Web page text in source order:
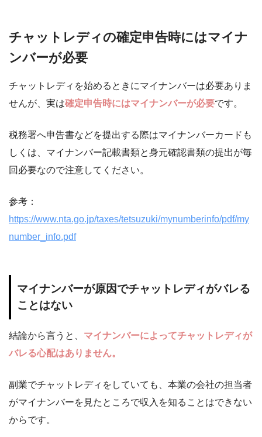
チャットレディの確定申告時にはマイナ
ンバーが必要
チャットレディを始めるときにマイナンバーは必要ありま
せんが、実は確定申告時にはマイナンバーが必要です。
税務署へ申告書などを提出する際はマイナンバーカードも
しくは、マイナンバー記載書類と身元確認書類の提出が毎
回必要なので注意してください。
参考：
https://www.nta.go.jp/taxes/tetsuzuki/mynumberinfo/pdf/my
number_info.pdf
マイナンバーが原因でチャットレディがバレる
ことはない
結論から言うと、 マイナンバーによってチャットレディが
バレる心配はありません。
副業でチャットレディをしていても、本業の会社の担当者
がマイナンバーを見たところで収入を知ることはできない
からです。